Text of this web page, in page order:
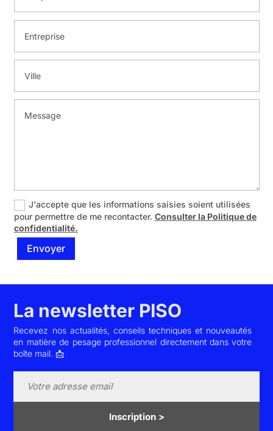
J'accepte que les informations saisies soient utilisées
pour permettre de me recontacter. Consulter la Politique de
confidentialité.
Envoyer
La newsletter PISO
Recevez nos actualités, conseils techniques et nouveautés
en matière de pesage professionnel directement dans votre
boîte mail. 📩
Inscription >